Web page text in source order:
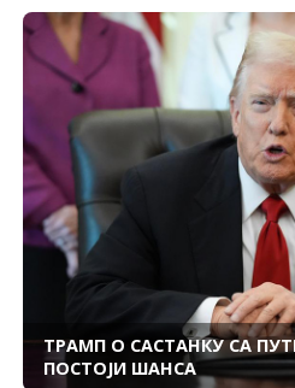
ТРАМП О САСТАНКУ СА
ПОСТОЈИ ШАНСА